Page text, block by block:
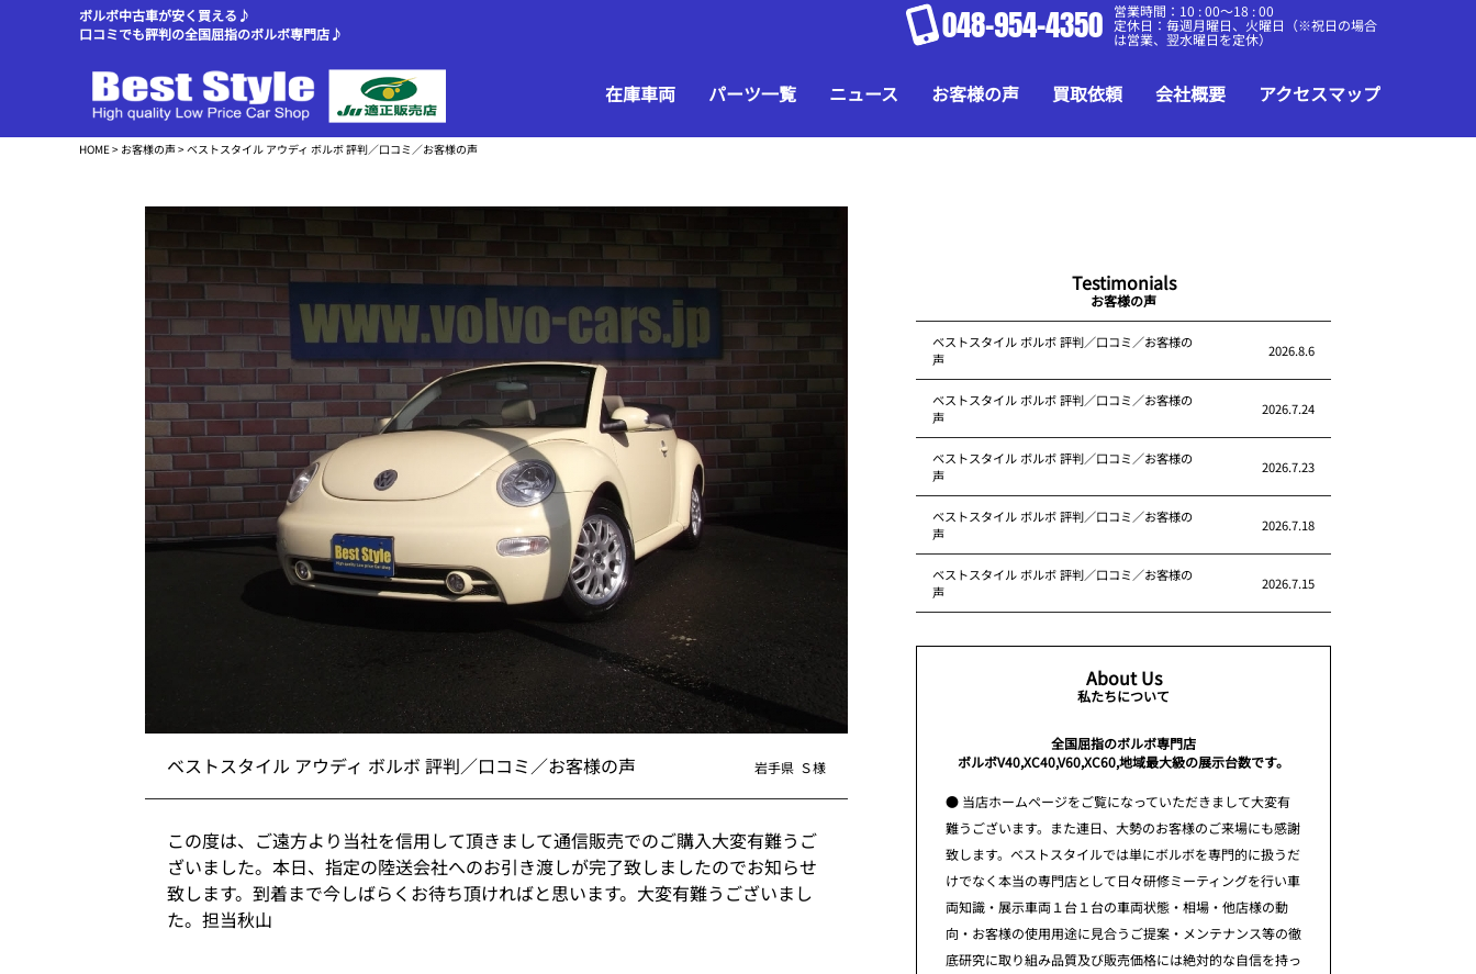
ボルボ中古車が安く買える♪
口コミでも評判の全国屈指のボルボ専門店♪
048-954-4350 営業時間：10 : 00～18 : 00
定休日：毎週月曜日、火曜日（※祝日の場合
は営業、翌水曜日を定休）
在庫車両 パーツ一覧 ニュース お客様の声 買取依頼 会社概要 アクセスマップ
HOME> お客様の声> ベストスタイル アウディ ボルボ 評判／口コミ／お客様の声
ベストスタイル アウディ ボルボ 評判／口コミ／お客様の声 岩手県 Ｓ様
この度は、ご遠方より当社を信用して頂きまして通信販売でのご購入大変有難うご
ざいました。本日、指定の陸送会社へのお引き渡しが完了致しましたのでお知らせ
致します。到着まで今しばらくお待ち頂ければと思います。大変有難うございまし
た。担当秋山
Testimonials
お客様の声
ベストスタイル ボルボ 評判／口コミ／お客様の
声
2026.8.6
ベストスタイル ボルボ 評判／口コミ／お客様の
声
2026.7.24
ベストスタイル ボルボ 評判／口コミ／お客様の
声
2026.7.23
ベストスタイル ボルボ 評判／口コミ／お客様の
声
2026.7.18
ベストスタイル ボルボ 評判／口コミ／お客様の
声
2026.7.15
About Us
私たちについて
全国屈指のボルボ専門店
ボルボV40,XC40,V60,XC60,地域最大級の展示台数です。
● 当店ホームページをご覧になっていただきまして大変有
難うございます。また連日、大勢のお客様のご来場にも感謝
致します。ベストスタイルでは単にボルボを専門的に扱うだ
けでなく本当の専門店として日々研修ミーティングを行い車
両知識・展示車両１台１台の車両状態・相場・他店様の動
向・お客様の使用用途に見合うご提案・メンテナンス等の徹
底研究に取り組み品質及び販売価格には絶対的な自信を持っ